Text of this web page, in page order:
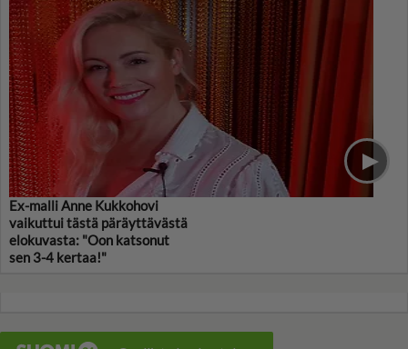
Ex-malli Anne Kukkohovi
vaikuttui tästä päräyttävästä
elokuvasta: "Oon katsonut
sen 3-4 kertaa!"